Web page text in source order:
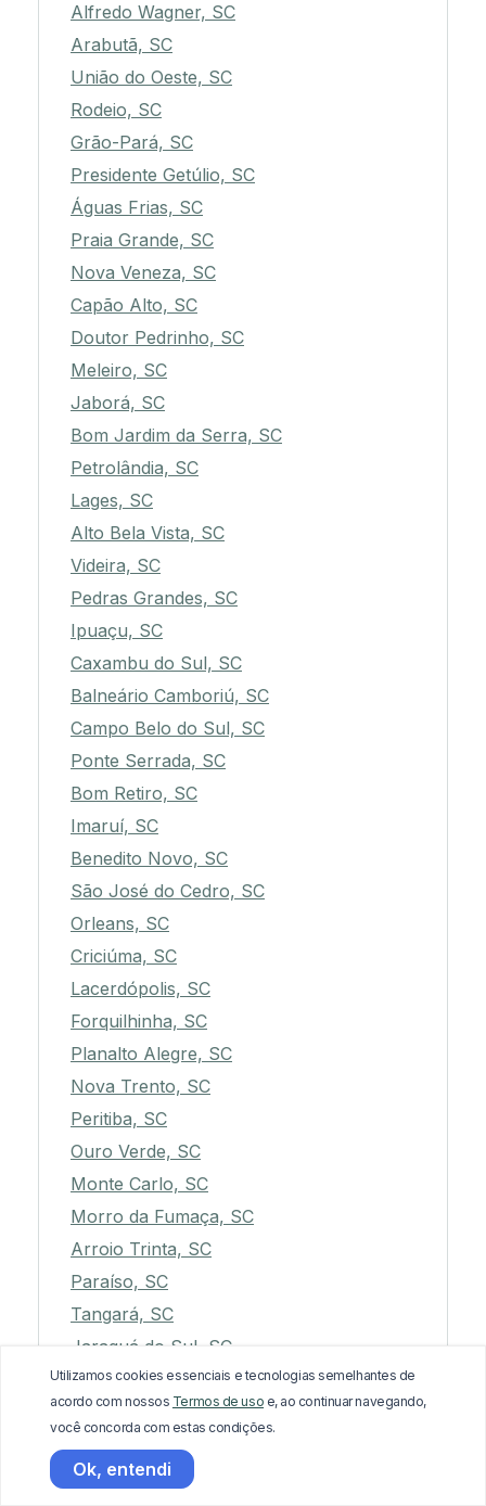
Alfredo Wagner, SC
Arabutã, SC
União do Oeste, SC
Rodeio, SC
Grão-Pará, SC
Presidente Getúlio, SC
Águas Frias, SC
Praia Grande, SC
Nova Veneza, SC
Capão Alto, SC
Doutor Pedrinho, SC
Meleiro, SC
Jaborá, SC
Bom Jardim da Serra, SC
Petrolândia, SC
Lages, SC
Alto Bela Vista, SC
Videira, SC
Pedras Grandes, SC
Ipuaçu, SC
Caxambu do Sul, SC
Balneário Camboriú, SC
Campo Belo do Sul, SC
Ponte Serrada, SC
Bom Retiro, SC
Imaruí, SC
Benedito Novo, SC
São José do Cedro, SC
Orleans, SC
Criciúma, SC
Lacerdópolis, SC
Forquilhinha, SC
Planalto Alegre, SC
Nova Trento, SC
Peritiba, SC
Ouro Verde, SC
Monte Carlo, SC
Morro da Fumaça, SC
Arroio Trinta, SC
Paraíso, SC
Tangará, SC
Jaraguá do Sul, SC
São Miguel da Boa Vista, SC
Faxinal dos Guedes, SC
Rio Fortuna, SC
Cunhataí, SC
Utilizamos cookies essenciais e tecnologias semelhantes de
acordo com nossos Termos de uso e, ao continuar navegando,
você concorda com estas condições.
Ok, entendi